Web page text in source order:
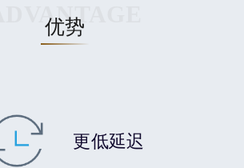
ADVANTAGE
优势
更低延迟